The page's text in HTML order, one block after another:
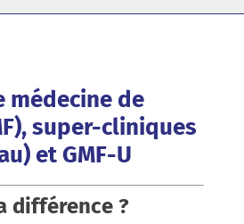
médecine de
super-cliniques
et GMF-U
différence ?